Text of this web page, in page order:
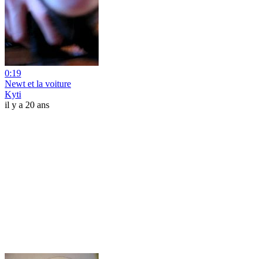
0:19
Newt et la voiture
Kyti
il y a 20 ans